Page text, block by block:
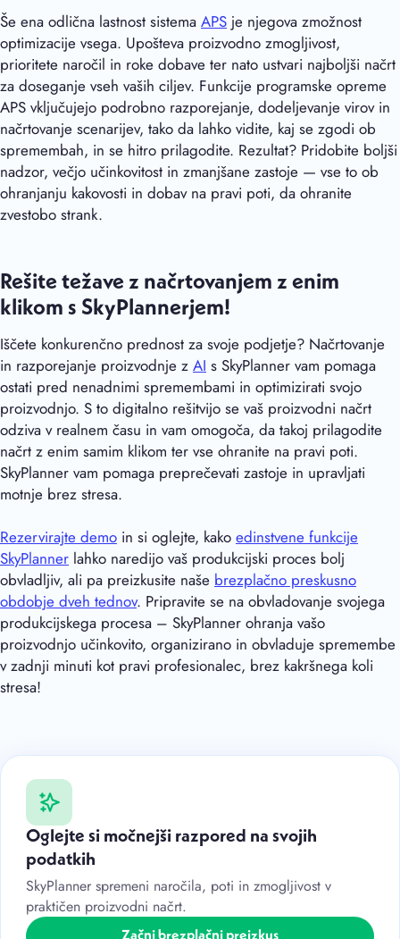
Še ena odlična lastnost sistema APS je njegova zmožnost
optimizacije vsega. Upošteva proizvodno zmogljivost,
prioritete naročil in roke dobave ter nato ustvari najboljši načrt
za doseganje vseh vaših ciljev. Funkcije programske opreme
APS vključujejo podrobno razporejanje, dodeljevanje virov in
načrtovanje scenarijev, tako da lahko vidite, kaj se zgodi ob
spremembah, in se hitro prilagodite. Rezultat? Pridobite boljši
nadzor, večjo učinkovitost in zmanjšane zastoje — vse to ob
ohranjanju kakovosti in dobav na pravi poti, da ohranite
zvestobo strank.
Rešite težave z načrtovanjem z enim
klikom s SkyPlannerjem!
Iščete konkurenčno prednost za svoje podjetje? Načrtovanje
in razporejanje proizvodnje z AI s SkyPlanner vam pomaga
ostati pred nenadnimi spremembami in optimizirati svojo
proizvodnjo. S to digitalno rešitvijo se vaš proizvodni načrt
odziva v realnem času in vam omogoča, da takoj prilagodite
načrt z enim samim klikom ter vse ohranite na pravi poti.
SkyPlanner vam pomaga preprečevati zastoje in upravljati
motnje brez stresa.
Rezervirajte demo in si oglejte, kako edinstvene funkcije
SkyPlanner lahko naredijo vaš produkcijski proces bolj
obvladljiv, ali pa preizkusite naše brezplačno preskusno
obdobje dveh tednov. Pripravite se na obvladovanje svojega
produkcijskega procesa – SkyPlanner ohranja vašo
proizvodnjo učinkovito, organizirano in obvladuje spremembe
v zadnji minuti kot pravi profesionalec, brez kakršnega koli
stresa!
Oglejte si močnejši razpored na svojih
podatkih
SkyPlanner spremeni naročila, poti in zmogljivost v
praktičen proizvodni načrt.